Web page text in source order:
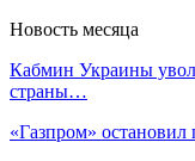
Новость месяца
Кабмин Украины
страны…
«Газпром» остановил